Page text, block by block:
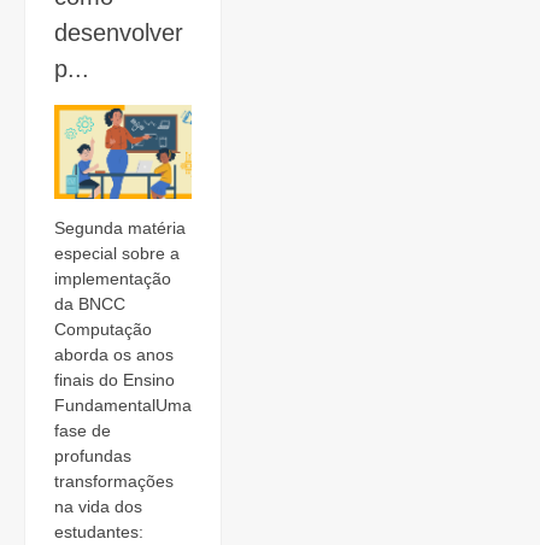
desenvolver
p...
Segunda matéria
especial sobre a
implementação
da BNCC
Computação
aborda os anos
finais do Ensino
FundamentalUma
fase de
profundas
transformações
na vida dos
estudantes: